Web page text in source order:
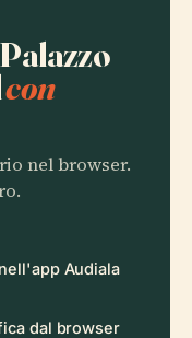
con
nel browser.
Audiala
dal browser